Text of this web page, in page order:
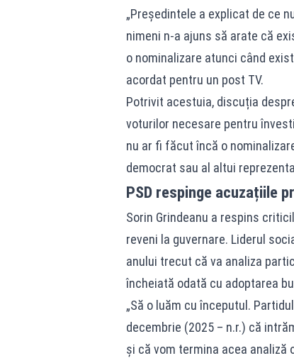
„Președintele a explicat de ce
nimeni n-a ajuns să arate că
o nominalizare atunci când
acordat pentru un post TV.
Potrivit acestuia, discuția
voturilor necesare pentru
nu ar fi făcut încă o
democrat sau al altui
PSD respinge acuzațiile
Sorin Grindeanu a respins
reveni la guvernare. Liderul
anului trecut că va analiza
încheiată odată cu adoptarea
„Să o luăm cu începutul.
decembrie (2025 – n.r.) că
și că vom termina acea analiză